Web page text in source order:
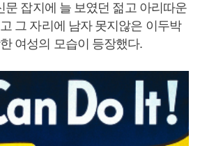
문 잡지에 늘 보였던 젊고 아리따운
그 자리에 남자 못지않은 이두박
여성의 모습이 등장했다.